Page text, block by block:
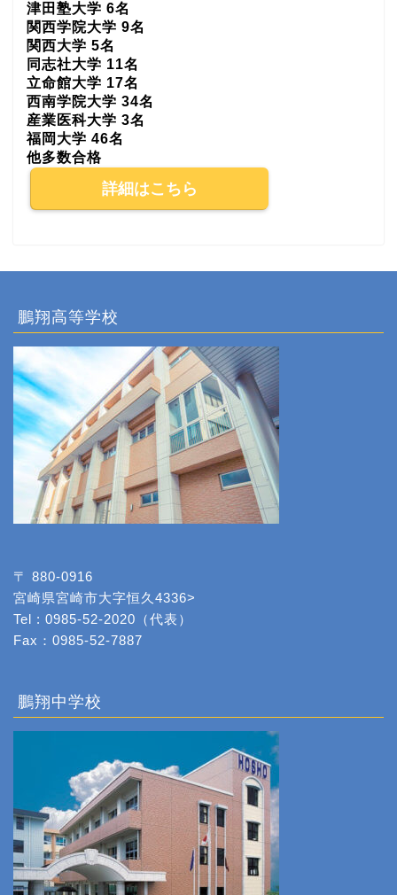
津田塾大学 6名
関西学院大学 9名
関西大学 5名
同志社大学 11名
立命館大学 17名
西南学院大学 34名
産業医科大学 3名
福岡大学 46名
他多数合格
詳細はこちら
鵬翔高等学校
〒 880-0916
宮崎県宮崎市大字恒久4336>
Tel : 0985-52-2020（代表）
Fax：0985-52-7887
鵬翔中学校